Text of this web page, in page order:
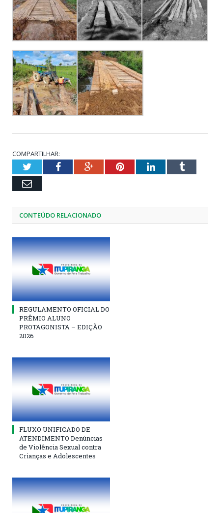
COMPARTILHAR:
TwitterFacebookGoogle+PinterestLinkedInTumblr
Email
CONTEÚDO RELACIONADO
REGULAMENTO OFICIAL DO
PRÊMIO ALUNO
PROTAGONISTA – EDIÇÃO
2026
FLUXO UNIFICADO DE
ATENDIMENTO Denúncias
de Violência Sexual contra
Crianças e Adolescentes